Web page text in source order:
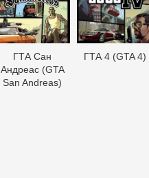
ГТА Сан
Андреас (GTA
San Andreas)
ГТА 4 (GTA 4)